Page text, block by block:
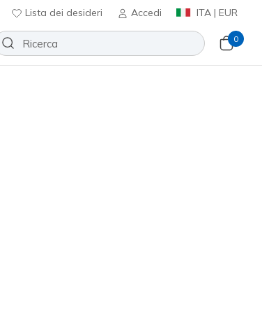
Lista dei desideri Accedi ITA | EUR
0